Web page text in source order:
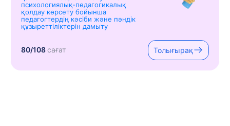
психологиялық-педагогикалық
қолдау көрсету бойынша
педагогтердің кәсіби және пәндік
құзыреттіліктерін дамыту
80/108сағат Толығырақ